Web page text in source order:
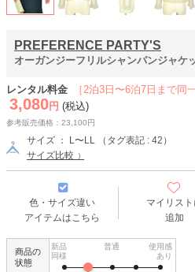
PREFERENCE PARTY'S
オーガンジーフリルシャンパンジャケ
［2泊3日〜6泊7日まで同
レンタル料金
3,080 円 (税込)
参考販売価格：23,100円
サイズ ： L〜LL （タグ表記 : 42）
サイズ比較
色・サイズ違い
アイテムはこちら
マイリスト
追加
商品の
状態
新品
同様
普通
使用感
あり